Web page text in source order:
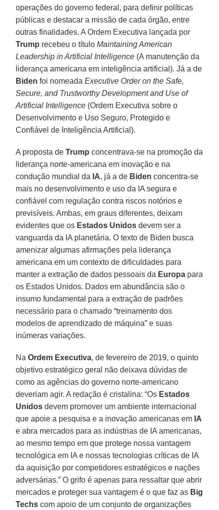
operações do governo federal, para definir políticas
públicas e destacar a missão de cada órgão, entre
outras finalidades. A Ordem Executiva lançada por
Trump recebeu o títuloMaintaining American
Leadership in Artificial Intelligence (A manutenção da
liderança americana em inteligência artificial). Já a de
Biden foi nomeadaExecutive Order on the Safe,
Secure, and Trustworthy Development and Use of
Artificial Intelligence (Ordem Executiva sobre o
Desenvolvimento e Uso Seguro, Protegido e
Confiável de Inteligência Artificial).
A proposta deTrump concentrava-se na promoção da
liderança norte-americana em inovação e na
condução mundial da IA, já a de Biden concentra-se
mais no desenvolvimento e uso da IA segura e
confiável com regulação contra riscos notórios e
previsíveis. Ambas, em graus diferentes, deixam
evidentes que os Estados Unidos devem ser a
vanguarda da IA planetária. O texto de Biden busca
amenizar algumas afirmações pela liderança
americana em um contexto de dificuldades para
manter a extração de dados pessoais da Europa para
os Estados Unidos. Dados em abundância são o
insumo fundamental para a extração de padrões
necessário para o chamado “treinamento dos
modelos de aprendizado de máquina” e suas
inúmeras variações.
NaOrdem Executiva, de fevereiro de 2019, o quinto
objetivo estratégico geral não deixava dúvidas de
como as agências do governo norte-americano
deveriam agir. A redação é cristalina: “Os Estados
Unidos devem promover um ambiente internacional
que apoie a pesquisa e a inovação americanas em IA
e abra mercados para as indústrias de IA americanas,
ao mesmo tempo em que protege nossa vantagem
tecnológica em IA e nossas tecnologias críticas de IA
da aquisição por competidores estratégicos e nações
adversárias.” O grifo é apenas para ressaltar que abrir
mercados e proteger sua vantagem é o que faz as Big
Techs com apoio de um conjunto de organizações